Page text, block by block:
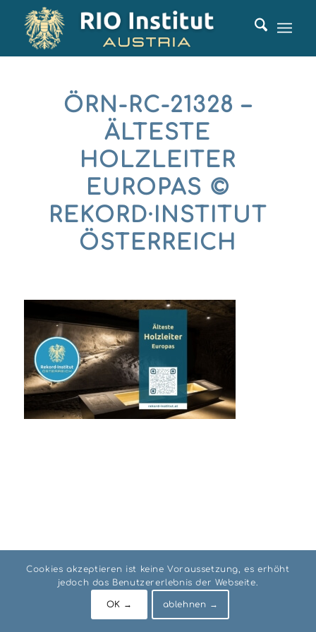
ÖRN-RC-21328 –
ÄLTESTE
HOLZLEITER
EUROPAS ©
REKORD·INSTITUT
ÖSTERREICH
© RIO Institut AUSTRIA
Datenschutz AGB
Cookies akzeptieren ist keine Voraussetzung, es erhöht
jedoch das Benutzererlebnis der Webseite.
OK → ablehnen →